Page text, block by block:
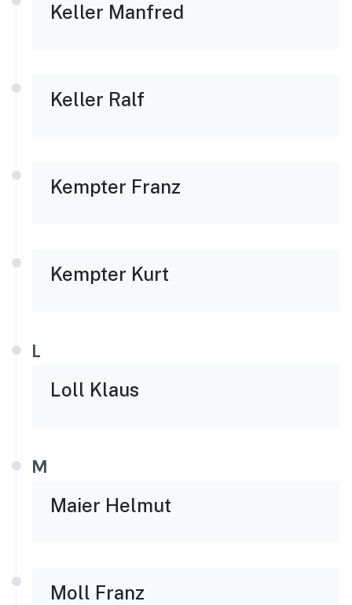
Keller Manfred
Keller Ralf
Kempter Franz
Kempter Kurt
L
Loll Klaus
M
Maier Helmut
Moll Franz